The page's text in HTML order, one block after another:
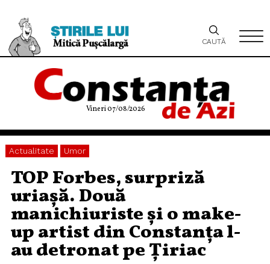
Vineri 07/08/2026
CAUTĂ
Actualitate Umor
TOP Forbes, surpriză
uriașă. Două
manichiuriste și o make-
up artist din Constanța l-
au detronat pe Țiriac